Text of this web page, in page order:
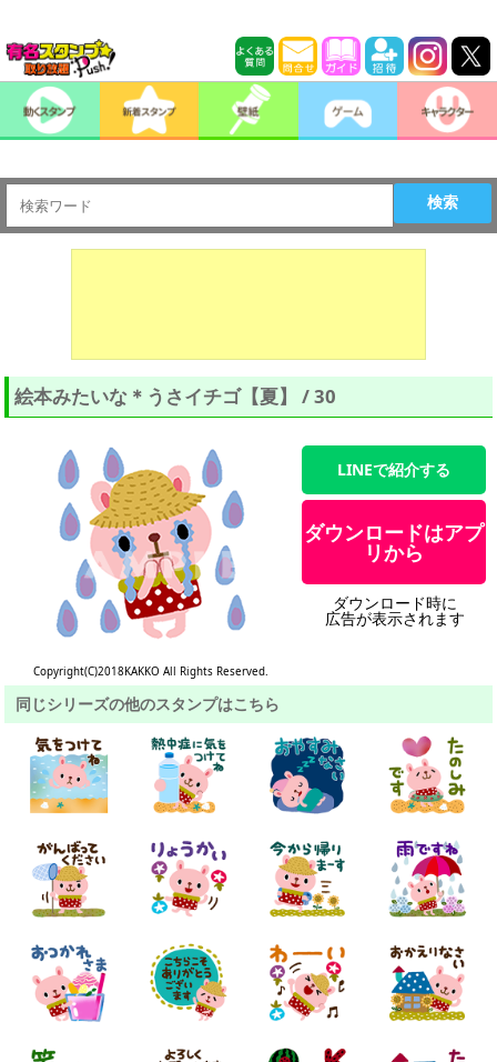
検索
絵本みたいな＊うさイチゴ【夏】 / 30
Copyright(C)2018KAKKO All Rights Reserved.
LINEで紹介する
ダウンロードはアプ
リから
ダウンロード時に
広告が表示されます
同じシリーズの他のスタンプはこちら